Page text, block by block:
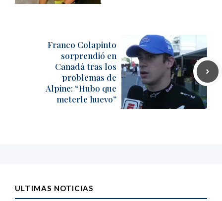
Franco Colapinto
sorprendió en
Canadá tras los
problemas de
Alpine: “Hubo que
meterle huevo”
ULTIMAS NOTICIAS